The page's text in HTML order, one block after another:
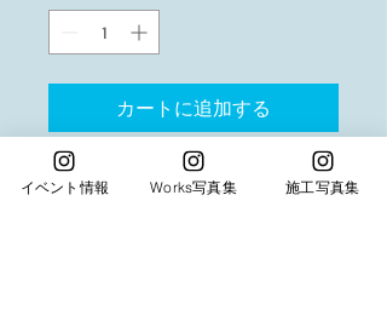
カートに追加する
商品の詳細を入力してください。あなたの商
イベント情報 Works写真集 施工写真集